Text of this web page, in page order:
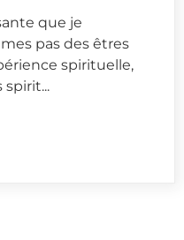
que je
pas des êtres
spirituelle,